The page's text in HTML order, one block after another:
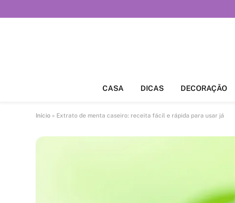
CASA DICAS DECORAÇÃO
Início » Extrato de menta caseiro: receita fácil e rápida para usar já